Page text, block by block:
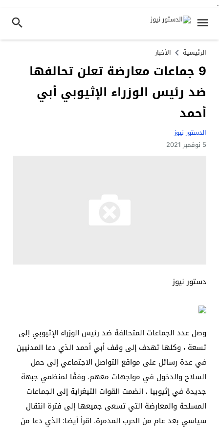
.
الرئيسية الأخبار
9 جماعات معارضة تعلن تحالفها
ضد رئيس الوزراء الإثيوبي أبي
أحمد
الدستور نيوز
5 نوفمبر 2021
دستور نيوز
وصل عدد الجماعات المتحالفة ضد رئيس الوزراء الإثيوبي إلى
تسعة ، وكلها تهدف إلى وقف أبي أحمد الذي دعا المدنيين
في عدة رسائل على مواقع التواصل الاجتماعي إلى حمل
السلاح والدخول في مواجهات معهم. وفقًا لمنظمي جبهة
جديدة في إثيوبيا ، انضمت القوات التيغراية إلى الجماعات
المسلحة والمعارضة التي تسعى جميعها إلى فترة انتقال
سياسي بعد عام من الحرب المدمرة. اقرأ أيضا: الذي دعا من